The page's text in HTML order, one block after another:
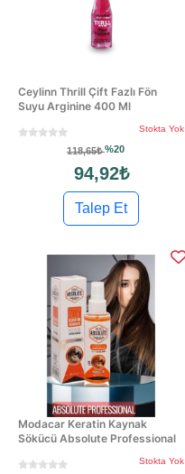
Ceylinn Thrill Çift Fazlı Fön
Suyu Arginine 400 Ml
Stokta Yok
118,65₺%20
94,92₺
Talep Et
Modacar Keratin Kaynak
Sökücü Absolute Professional
Stokta Yok